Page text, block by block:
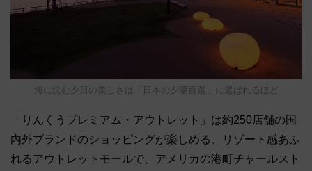
海に沈む夕日の美しさは「日本の夕陽百選」に選ばれるほど
「りんくうプレミアム・アウトレット」は約250店舗の国
内外ブランドのショッピングが楽しめる、リゾート感あふ
れるアウトレットモールで、アメリカの港町チャールスト